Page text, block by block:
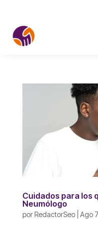
Cuidados para los
Neumólogo
porRedactorSeo| Ago